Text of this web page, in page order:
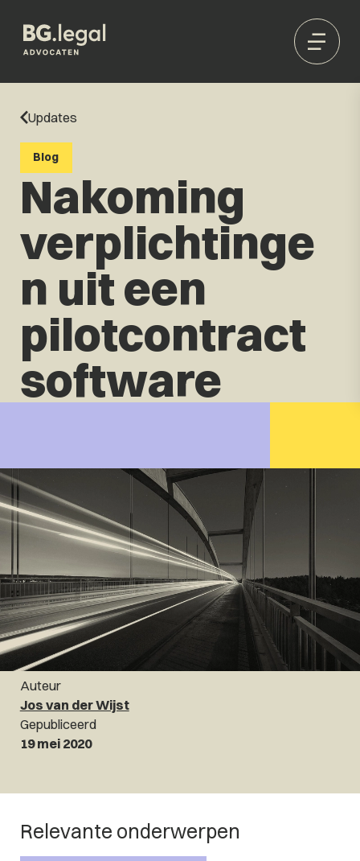
Updates
Blog
Nakoming
verplichtinge
n uit een
pilotcontract
software
Auteur
Jos van der Wijst
Gepubliceerd
19 mei 2020
Relevante onderwerpen